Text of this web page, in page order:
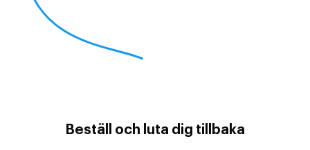
Beställ och luta dig tillbaka